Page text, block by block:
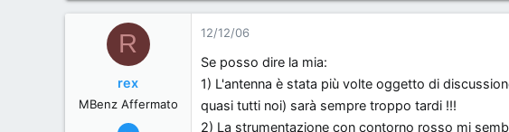
0
R
rex
MBenz Affermato
12/12/06
Se posso dire la mia:
1) L'antenna è stata più volte oggetto di
quasi tutti noi) sarà sempre troppo tardi !!!
2) La strumentazione con contorno rosso mi